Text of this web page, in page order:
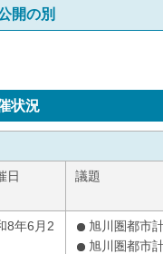
開の別
状況
日 議題
8年6月2
旭川圏都市
旭川圏都市